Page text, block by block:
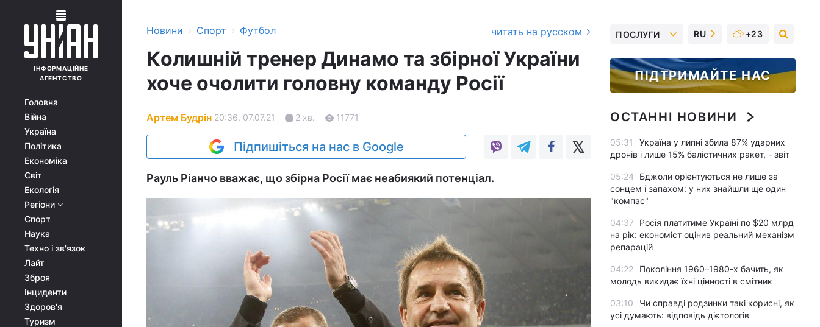
ІНФОРМАЦІЙНЕ
АГЕНТСТВО
Головна
Війна
Україна
Політика
Економіка
Світ
Екологія
Регіони
Спорт
Наука
Техно і зв'язок
Лайт
Зброя
Інциденти
Здоров'я
Туризм
Новини › Спорт › Футбол читать на русском
Колишній тренер Динамо та збірної України
хоче очолити головну команду Росії
Артем Будрін 20:36, 07.07.21 2 хв. 11771
Підпишіться на нас в Google
Рауль Ріанчо вважає, що збірна Росії має неабиякий потенціал.
ПОСЛУГИ RU +23
ПІДТРИМАЙТЕ НАС
ОСТАННІ НОВИНИ
05:31
Україна у липні збила 87% ударних
дронів і лише 15% балістичних ракет, - звіт
05:24
Бджоли орієнтуються не лише за
сонцем і запахом: у них знайшли ще один
"компас"
04:37
Росія платитиме Україні по $20 млрд
на рік: економіст оцінив реальний механізм
репарацій
04:22
Покоління 1960–1980-х бачить, як
молодь викидає їхні цінності в смітник
03:10
Чи справді родзинки такі корисні, як
усі думають: відповідь дієтологів